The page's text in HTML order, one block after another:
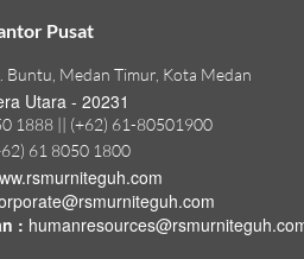
Pusat
Buntu, Medan Timur, Kota Medan
Utara - 20231
1888 || (+62) 61-80501900
61 8050 1800
: